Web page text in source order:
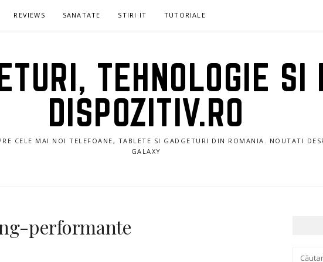
REVIEWS SANATATE STIRI IT TUTORIALE
TEHNOLOGIE
DISPOZITIV.RO
CELE MAI NOI TELEFOANE, TABLETE SI GADGETURI DIN ROMANIA. NOUTATI
GALAXY
performante
Caută